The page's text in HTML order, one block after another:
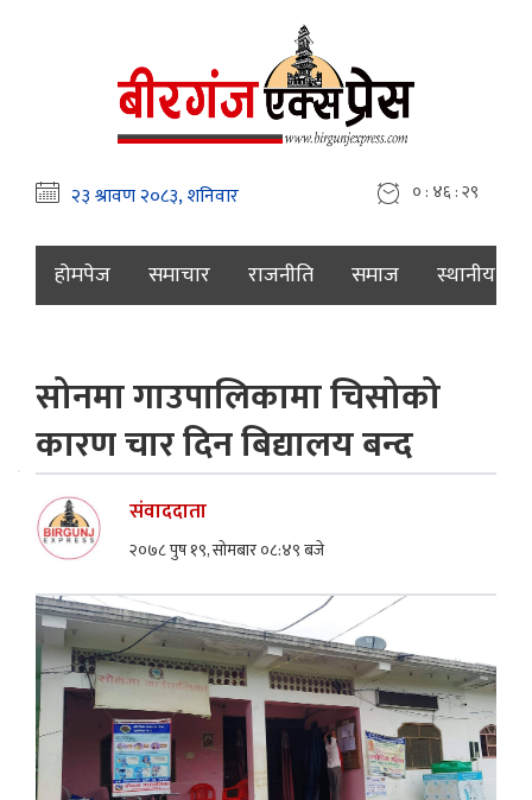
० : ४६ : ३०
होमपेज समाचार राजनीति समाज स्थानीय
सोनमा गाउपालिकामा चिसोको
कारण चार दिन बिद्यालय बन्द
संवाददाता
२०७८ पुष १९, सोमबार ०८:४९ बजे